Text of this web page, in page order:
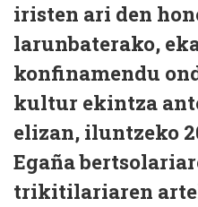
iristen ari den
larunbaterako,
konfinamendu
kultur ekintza
elizan, iluntzeko
Egaña
trikitilariaren